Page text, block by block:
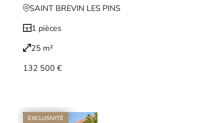
SAINT BREVIN LES PINS
1 pièces
25 m²
132 500 €
EXCLUSIVITÉ